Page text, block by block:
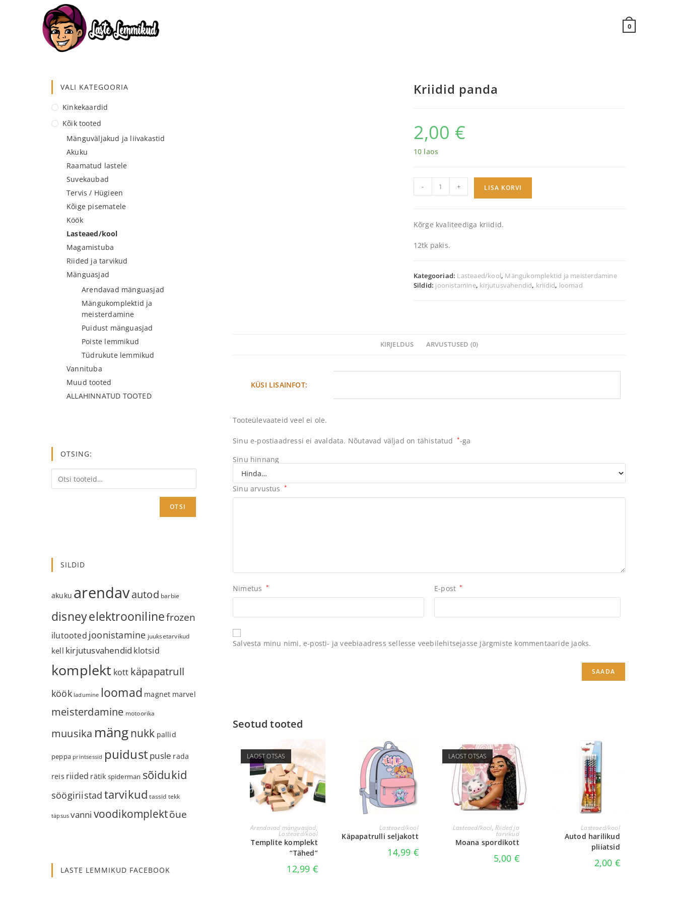
0
Kriidid panda
2,00 €
10 laos
- + LISA KORVI
Kõrge kvaliteediga kriidid.
12tk pakis.
Kategooriad: Lasteaed/kool, Mängukomplektid ja meisterdamine
Sildid: joonistamine, kirjutusvahendid, kriidid, loomad
KIRJELDUS ARVUSTUSED (0)
KÜSI LISAINFOT:
Tooteülevaateid veel ei ole.
Sinu e-postiaadressi ei avaldata. Nõutavad väljad on tähistatud *-ga
Sinu hinnang
Sinu arvustus *
Nimetus * E-post *
Salvesta minu nimi, e-posti- ja veebiaadress sellesse veebilehitsejasse järgmiste kommentaaride jaoks.
Seotud tooted
LAOST OTSAS
LOE EDASI
Arendavad mänguasjad,
Lasteaed/kool
Templite komplekt
“Tähed”
12,99 €
LISA KORVILasteaed/kool
Käpapatrulli seljakott
14,99 €
LAOST OTSAS
LOE EDASI
Lasteaed/kool, Riided ja
tarvikud
Moana spordikott
5,00 €
LISA KORVILasteaed/kool
Autod harilikud
pliiatsid
2,00 €
VALI KATEGOORIA
Kinkekaardid
Kõik tooted
Mänguväljakud ja liivakastid
Akuku
Raamatud lastele
Suvekaubad
Tervis / Hügieen
Kõige pisematele
Köök
Lasteaed/kool
Magamistuba
Riided ja tarvikud
Mänguasjad
Arendavad mänguasjad
Mängukomplektid ja
meisterdamine
Puidust mänguasjad
Poiste lemmikud
Tüdrukute lemmikud
Vannituba
Muud tooted
ALLAHINNATUD TOOTED
OTSING:
OTSI
SILDID
akuku arendavautod barbie
disneyelektroonilinefrozen
ilutooted joonistamine juuksetarvikud
kell kirjutusvahendid klotsid
komplekt kott käpapatrull
köök ladumine loomad magnet marvel
meisterdamine motoorika
muusika mängnukk pallid
peppa printsessid puidust pusle rada
reis riided rätik spiderman sõidukid
söögiriistad tarvikud tassid tekk
täpsus vanni voodikomplektõue
LASTE LEMMIKUD FACEBOOK